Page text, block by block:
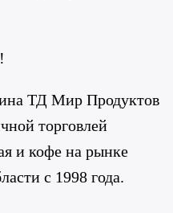
ТД Мир Продуктов
торговлей
и кофе на рынке
с 1998 года.